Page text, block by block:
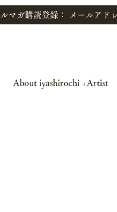
About iyashirochi +Artist